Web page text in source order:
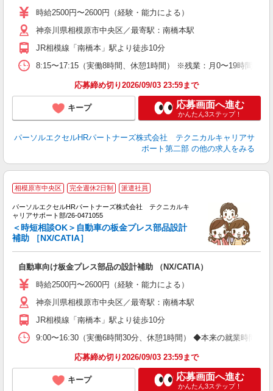
時給2500円〜2600円（経験・能力による）
神奈川県相模原市中央区／最寄駅：南橋本駅
JR相模線「南橋本」駅より徒歩10分
8:15〜17:15（実働8時間、休憩1時間） ※残業：月0〜19時間程
応募締め切り2026/09/03 23:59まで
キープ 応募画面へ進む
かんたん3ステップ！
パーソルエクセルHRパートナーズ株式会社 テクニカルキャリアサ
ポート第二部 の他の求人をみる
相模原市中央区 完全週休2日制 派遣社員
パーソルエクセルHRパートナーズ株式会社 テクニカルキ
ャリアサポート部/26-0471055
＜時短相談OK＞自動車の板金プレス部品設計
補助 ［NX/CATIA］
自動車向け板金プレス部品の設計補助 （NX/CATIA）
時給2500円〜2600円（経験・能力による）
神奈川県相模原市中央区／最寄駅：南橋本駅
JR相模線「南橋本」駅より徒歩10分
9:00〜16:30（実働6時間30分、休憩1時間） ◆本来の就業時間は
応募締め切り2026/09/03 23:59まで
キープ 応募画面へ進む
かんたん3ステップ！